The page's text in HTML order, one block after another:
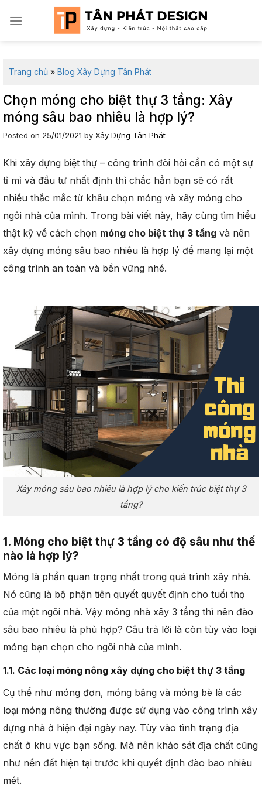
Trang chủ » Blog Xây Dựng Tân Phát
Chọn móng cho biệt thự 3 tầng: Xây
móng sâu bao nhiêu là hợp lý?
Posted on 25/01/2021 by Xây Dựng Tân Phát
Khi xây dựng biệt thự – công trình đòi hỏi cần có một sự
tỉ mỉ và đầu tư nhất định thì chắc hẳn bạn sẽ có rất
nhiều thắc mắc từ khâu chọn móng và xây móng cho
ngôi nhà của mình. Trong bài viết này, hãy cùng tìm hiểu
thật kỹ về cách chọn móng cho biệt thự 3 tầng và nên
xây dựng móng sâu bao nhiêu là hợp lý để mang lại một
công trình an toàn và bền vững nhé.
Xây móng sâu bao nhiêu là hợp lý cho kiến trúc biệt thự 3
tầng?
1. Móng cho biệt thự 3 tầng có độ sâu như thế
nào là hợp lý?
Móng là phần quan trọng nhất trong quá trình xây nhà.
Nó cũng là bộ phận tiên quyết quyết định cho tuổi thọ
của một ngôi nhà. Vậy móng nhà xây 3 tầng thì nên đào
sâu bao nhiêu là phù hợp? Câu trả lời là còn tùy vào loại
móng bạn chọn cho ngôi nhà của mình.
1.1. Các loại móng nông xây dựng cho biệt thự 3 tầng
Cụ thể như móng đơn, móng băng và móng bè là các
loại móng nông thường được sử dụng vào công trình xây
dựng nhà ở hiện đại ngày nay. Tùy vào tình trạng địa
chất ở khu vực bạn sống. Mà nên khảo sát địa chất cũng
như nền đất hiện tại trước khi quyết định đào bao nhiêu
mét.